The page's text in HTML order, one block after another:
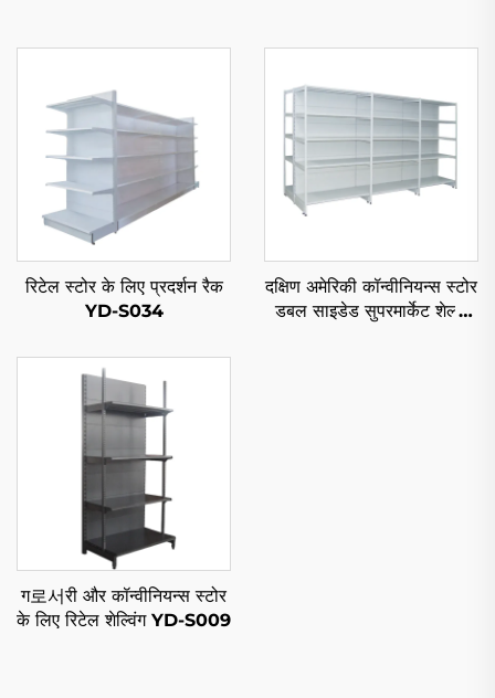
रिटेल स्टोर के लिए प्रदर्शन रैक
YD-S034
दक्षिण अमेरिकी कॉन्वीनियन्स स्टोर
डबल साइडेड सुपरमार्केट शेल्फ
ग로서री और कॉन्वीनियन्स स्टोर
के लिए रिटेल शेल्विंग YD-S009